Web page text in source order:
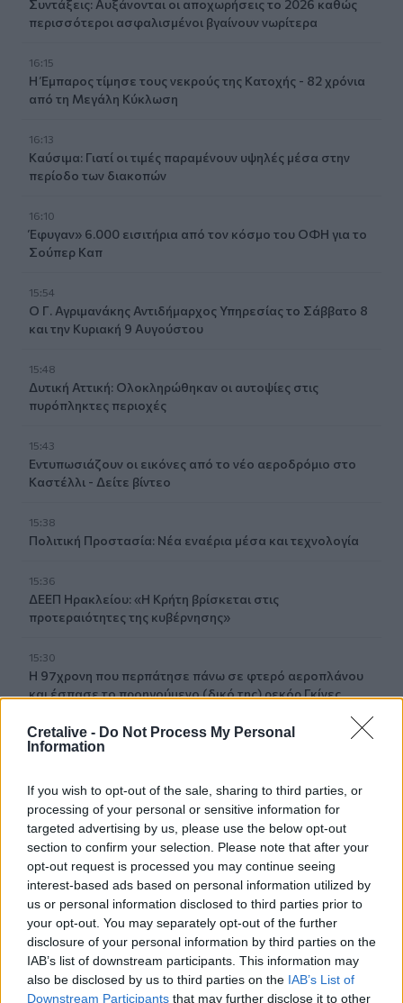
Cretalive - Do Not Process My Personal
Information
If you wish to opt-out of the sale, sharing to third parties, or
processing of your personal or sensitive information for
targeted advertising by us, please use the below opt-out
section to confirm your selection. Please note that after your
opt-out request is processed you may continue seeing
interest-based ads based on personal information utilized by
us or personal information disclosed to third parties prior to
your opt-out. You may separately opt-out of the further
disclosure of your personal information by third parties on the
IAB’s list of downstream participants. This information may
also be disclosed by us to third parties on the IAB’s List of
Downstream Participants that may further disclose it to other
Συντάξεις: Αυξάνονται οι αποχωρήσεις το 2026 καθώς
περισσότεροι ασφαλισμένοι βγαίνουν νωρίτερα
16:15
Η Έμπαρος τίμησε τους νεκρούς της Κατοχής - 82 χρόνια
από τη Μεγάλη Κύκλωση
16:13
Καύσιμα: Γιατί οι τιμές παραμένουν υψηλές μέσα στην
περίοδο των διακοπών
16:10
Έφυγαν» 6.000 εισιτήρια από τον κόσμο του ΟΦΗ για το
Σούπερ Καπ
15:54
Ο Γ. Αγριμανάκης Αντιδήμαρχος Υπηρεσίας το Σάββατο 8
και την Κυριακή 9 Αυγούστου
15:48
Δυτική Αττική: Ολοκληρώθηκαν οι αυτοψίες στις
πυρόπληκτες περιοχές
15:43
Εντυπωσιάζουν οι εικόνες από το νέο αεροδρόμιο στο
Καστέλλι - Δείτε βίντεο
15:38
Πολιτική Προστασία: Νέα εναέρια μέσα και τεχνολογία
15:36
ΔΕΕΠ Ηρακλείου: «Η Κρήτη βρίσκεται στις
προτεραιότητες της κυβέρνησης»
15:30
Η 97χρονη που περπάτησε πάνω σε φτερό αεροπλάνου
και έσπασε το προηγούμενο (δικό της) ρεκόρ Γκίνες
15:27
Τελευταία βουτιά για 65χρονη στην παραλία του Καβρού
15:17
Φωτιά στο νότιο Ρέθυμνο: Ο Δήμος Αγίου Βασιλείου
ευχαριστεί για το "κύμα αλληλεγγύης"
15:15
«Τα έχω χάσει όλα»: Συντετριμμένος ο πατέρας και
σύζυγος των θυμάτων στο τροχαίο στις Σέρρες
15:11
Επίσκεψη του Δημάρχου του Δήμου Σαρωνικού στο
ΕΛ.ΚΕ.Θ.Ε. στην Ανάβυσσο